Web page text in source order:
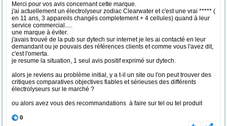
Merci pour vos avis concernant cette marque.
j'ai actuellement un électrolyseur zodiac Clearwater et c'est une vrai ***** (
en 11 ans, 3 appareils changés completement + 4 cellules) quand à leur
service commercial.....
une marque à éviter.
j'avais trouvé de la pub sur dytech sur internet je les ai contacté en leur
demandant ou je pouvais des références clients et comme vous l'avez dit,
c'est l'omerta.
je resume la situation, 1 seul avis positif exprimé sur dytech.
alors je reviens au problème initial, y a t-il un site ou l'on peut trouver des
critiques comparatives objectives fiables et sérieuses des différents
électrolyseurs sur le marché ?
ou alors avez vous des recommandations à faire sur tel ou tel produit
0